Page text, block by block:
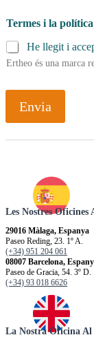
Termes i la
He llegit i
Ertheo és una marca
Envia
Les Nostres Oficines
29016 Màlaga, Espanya
Paseo Reding, 23. 1º A.
(+34) 951 204 061
08007 Barcelona,
Paseo de Gracia, 54. 3º D.
(+34) 93 018 6626
La Nostra Oficina Al